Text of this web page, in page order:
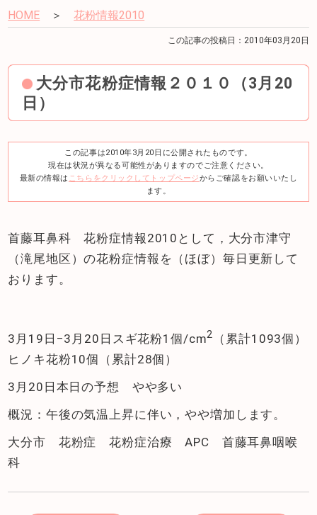
HOME ＞花粉情報2010
この記事の投稿日：2010年03月20日
大分市花粉症情報２０１０（3月20
日）
この記事は2010年3月20日に公開されたものです。
現在は状況が異なる可能性がありますのでご注意ください。
最新の情報は こちらをクリックしてトップページからご確認をお願いいたし
ます。
首藤耳鼻科 花粉症情報2010として，大分市津守
（滝尾地区）の花粉症情報を（ほぼ）毎日更新して
おります。
3月19日−3月20日スギ花粉1個/cm2
（累計1093個）
ヒノキ花粉10個（累計28個）
3月20日本日の予想 やや多い
概況：午後の気温上昇に伴い，やや増加します。
大分市 花粉症 花粉症治療 APC 首藤耳鼻咽喉
科